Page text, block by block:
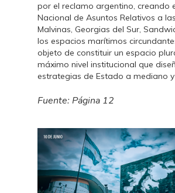
por el reclamo argentino, creando
Nacional de Asuntos Relativos a
Malvinas, Georgias del Sur,
los espacios marítimos
objeto de constituir un espacio
máximo nivel institucional que
estrategias de Estado a mediano
Fuente: Página 12